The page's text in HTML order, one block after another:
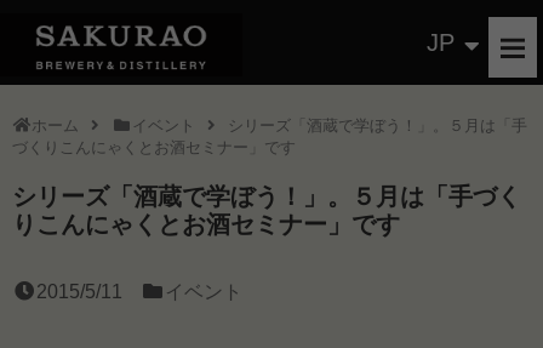
JP
ホーム イベント
シリーズ「酒蔵で学ぼう！」。５月は「手
づくりこんにゃくとお酒セミナー」です
シリーズ「酒蔵で学ぼう！」。５月は「手づく
りこんにゃくとお酒セミナー」です
2015/5/11 イベント